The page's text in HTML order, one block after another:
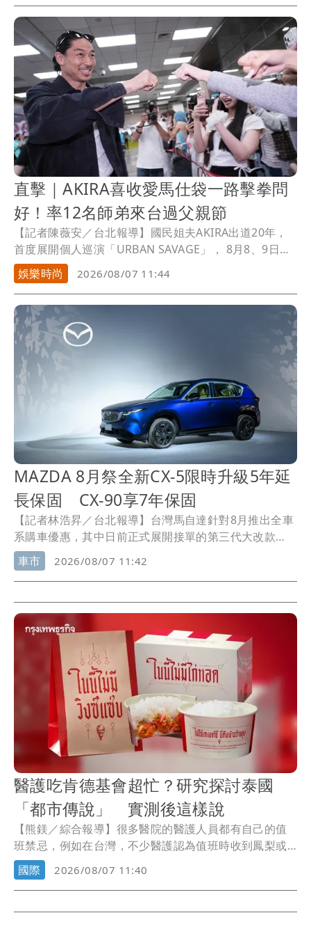
直擊｜AKIRA喜收愛馬仕袋一路擊拳問
好！率12名師弟來台過父親節
【記者陳薇安／台北報導】國民姐夫AKIRA出道20年，
首度展開個人巡演「URBAN SAVAGE」， 8月8、9日在
台北三創園區Clapper Strudio登場。他今天率領擔任嘉
賓的「放浪兄弟」（EXILE）前成員MAKIDAI 、師弟團
「DOBERMAN INFINITY」成員P-CHO及子弟兵「THE
JET BOY BANGERZ」（TJBB）抵達松山機場，吸引逾
200名粉絲到場接機。
娛樂時尚 2026/08/07 11:44
MAZDA 8月祭全新CX-5限時升級5年延
長保固 CX-90享7年保固
【記者林浩昇／台北報導】台灣馬自達針對8月推出全車
系購車優惠，其中日前正式展開接單的第三代大改款
ALL-NEW MAZDA CX-5，凡於8月17日前完成下訂，即
可用5,000元專案價升級第4至第5年「全域安心型」延長
保固服務；至於其他車系也同步祭出專屬禮遇，包括
MAZDA3、CX-30享5年原廠保固，CX-60提供首年乙式
車體險及最高120萬元0利率，而旗艦CX-90則享7年原廠
保固與最高150萬元、70期0利率購車方案。
車市 2026/08/07 11:42
醫護吃肯德基會超忙？研究探討泰國
「都市傳說」 實測後這樣說
【熊鎂／綜合報導】很多醫院的醫護人員都有自己的值
班禁忌，例如在台灣，不少醫護認為值班時收到鳳梨或
鳳梨酥，可能會忙到不可開交；而在泰國，流傳多年的
醫院「都市傳說」則與肯德基炸雞有關，據說醫護只要
值班時吃了肯德基，當天就會忙到厭世。
國際 2026/08/07 11:40